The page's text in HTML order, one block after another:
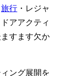
旅行 ・レジャ
アアクティ
すます欠か
ング展開を